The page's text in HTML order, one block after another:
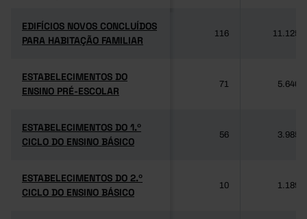
EDIFÍCIOS NOVOS CONCLUÍDOS
PARA HABITAÇÃO FAMILIAR
EDIFÍCIOS NOVOS CONCLUÍDOS
PARA HABITAÇÃO FAMILIAR
116 11.125
ESTABELECIMENTOS DO
ENSINO PRÉ-ESCOLAR
ESTABELECIMENTOS DO
ENSINO PRÉ-ESCOLAR
71 5.640
ESTABELECIMENTOS DO 1.º
CICLO DO ENSINO BÁSICO
ESTABELECIMENTOS DO 1.º
CICLO DO ENSINO BÁSICO
56 3.985
ESTABELECIMENTOS DO 2.º
CICLO DO ENSINO BÁSICO
ESTABELECIMENTOS DO 2.º
CICLO DO ENSINO BÁSICO
10 1.189